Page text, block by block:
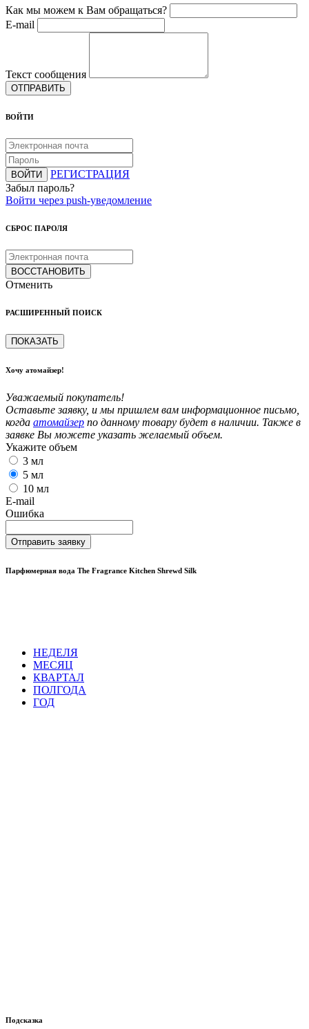
Как мы можем к Вам обращаться?
E-mail
Текст сообщения
ОТПРАВИТЬ
ВОЙТИ
ВОЙТИ
РЕГИСТРАЦИЯ
Забыл пароль?
Войти через push-уведомление
СБРОС ПАРОЛЯ
ВОССТАНОВИТЬ
Отменить
РАСШИРЕННЫЙ ПОИСК
ПОКАЗАТЬ
Хочу атомайзер!
Уважаемый покупатель!
Оставьте заявку, и мы пришлем вам информационное письмо,
когда атомайзер по данному товару будет в наличии. Также в
заявке Вы можете указать желаемый объем.
Укажите объем
3 мл
5 мл
10 мл
E-mail
Ошибка
Отправить заявку
Парфюмерная вода The Fragrance Kitchen Shrewd Silk
НЕДЕЛЯ
МЕСЯЦ
КВАРТАЛ
ПОЛГОДА
ГОД
Подсказка